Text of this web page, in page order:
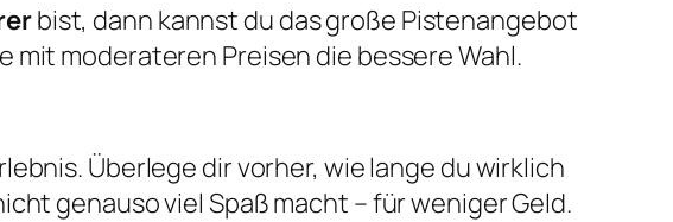
bist, dann kannst du das große Pistenangebot
moderateren Preisen die bessere Wahl.
Überlege dir vorher, wie lange du wirklich
genauso viel Spaß macht – für weniger Geld.